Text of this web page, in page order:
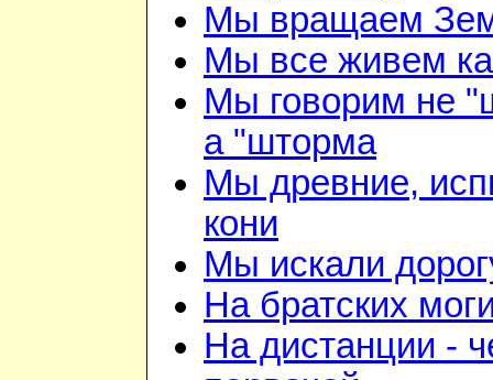
Мы вращаем
Мы все живем
Мы говорим не
а "шторма
Мы древние,
кони
Мы искали
На братских
На дистанции -